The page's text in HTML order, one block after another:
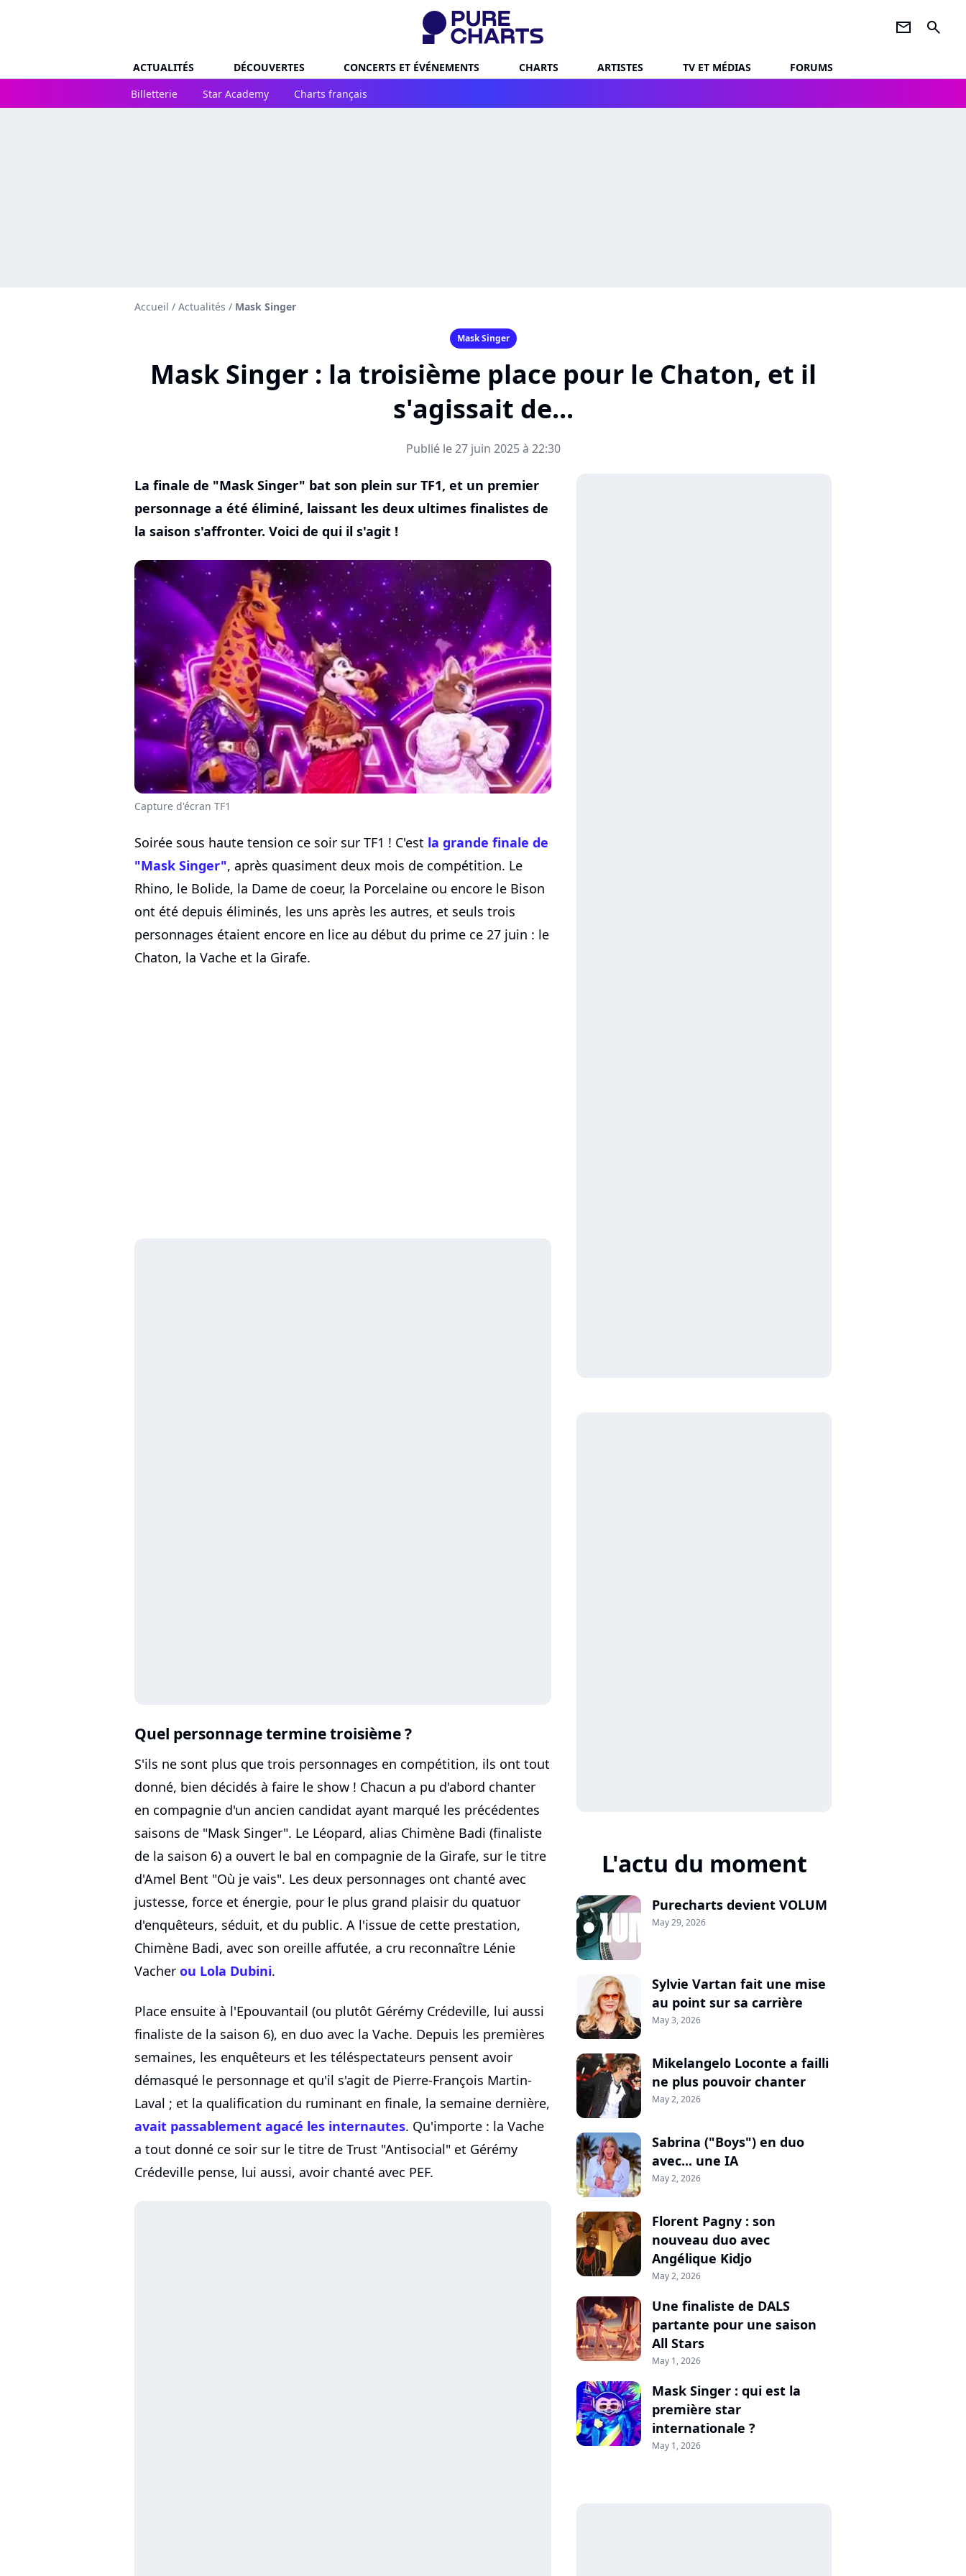
newsletter search
ACTUALITÉS DÉCOUVERTES CONCERTS ET ÉVÉNEMENTS CHARTS ARTISTES TV ET MÉDIAS
FORUMS
Billetterie
Star Academy Charts français
Accueil / Actualités / Mask Singer
Mask Singer
Mask Singer : la troisième place pour le Chaton, et il
s'agissait de...
Publié le 27 juin 2025 à 22:30
La finale de "Mask Singer" bat son plein sur TF1, et un premier
personnage a été éliminé, laissant les deux ultimes finalistes de
la saison s'affronter. Voici de qui il s'agit !
Capture d'écran TF1
Soirée sous haute tension ce soir sur TF1 ! C'est la grande finale de
"Mask Singer", après quasiment deux mois de compétition. Le
Rhino, le Bolide, la Dame de coeur, la Porcelaine ou encore le Bison
ont été depuis éliminés, les uns après les autres, et seuls trois
personnages étaient encore en lice au début du prime ce 27 juin : le
Chaton, la Vache et la Girafe.
Quel personnage termine troisième ?
S'ils ne sont plus que trois personnages en compétition, ils ont tout
donné, bien décidés à faire le show ! Chacun a pu d'abord chanter
en compagnie d'un ancien candidat ayant marqué les précédentes
saisons de "Mask Singer". Le Léopard, alias Chimène Badi (finaliste
de la saison 6) a ouvert le bal en compagnie de la Girafe, sur le titre
d'Amel Bent "Où je vais". Les deux personnages ont chanté avec
justesse, force et énergie, pour le plus grand plaisir du quatuor
d'enquêteurs, séduit, et du public. A l'issue de cette prestation,
Chimène Badi, avec son oreille affutée, a cru reconnaître Lénie
Vacher ou Lola Dubini.
Place ensuite à l'Epouvantail (ou plutôt Gérémy Crédeville, lui aussi
finaliste de la saison 6), en duo avec la Vache. Depuis les premières
semaines, les enquêteurs et les téléspectateurs pensent avoir
démasqué le personnage et qu'il s'agit de Pierre-François Martin-
Laval ; et la qualification du ruminant en finale, la semaine dernière,
avait passablement agacé les internautes. Qu'importe : la Vache
a tout donné ce soir sur le titre de Trust "Antisocial" et Gérémy
Crédeville pense, lui aussi, avoir chanté avec PEF.
L'actu du moment
Purecharts devient VOLUM
May 29, 2026
Sylvie Vartan fait une mise
au point sur sa carrière
May 3, 2026
Mikelangelo Loconte a failli
ne plus pouvoir chanter
May 2, 2026
Sabrina ("Boys") en duo
avec... une IA
May 2, 2026
Florent Pagny : son
nouveau duo avec
Angélique Kidjo
May 2, 2026
Une finaliste de DALS
partante pour une saison
All Stars
May 1, 2026
Mask Singer : qui est la
première star
internationale ?
May 1, 2026